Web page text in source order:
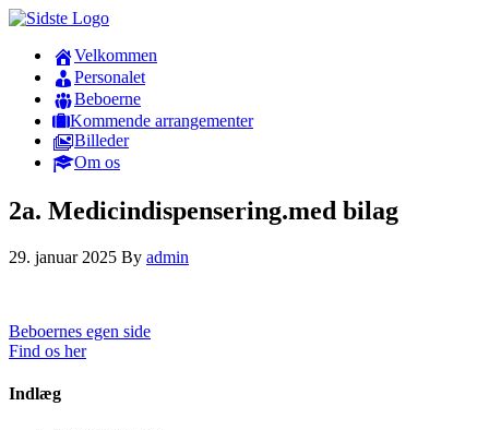
Velkommen
Personalet
Beboerne
Kommende arrangementer
Billeder
Om os
2a. Medicindispensering.med bilag
29. januar 2025 By admin
Beboernes egen side
Find os her
Indlæg